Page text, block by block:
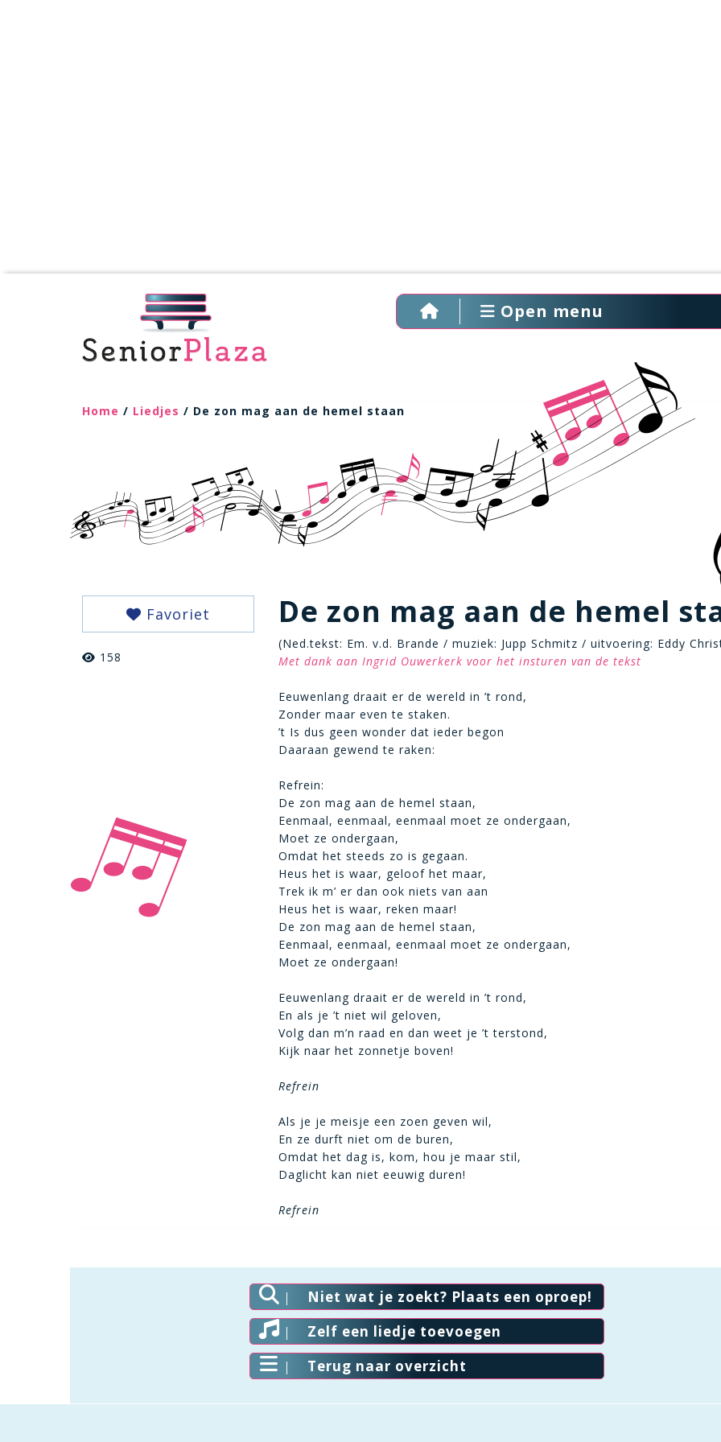
Open menu
Home / Liedjes / De zon mag aan de hemel staan
Favoriet
158
De zon mag aan de hemel
(Ned.tekst: Em. v.d. Brande / muziek: Jupp Schmitz / uitvoering: Eddy
Met dank aan Ingrid Ouwerkerk voor het insturen van de tekst
Eeuwenlang draait er de wereld in ’t rond,
Zonder maar even te staken.
’t Is dus geen wonder dat ieder begon
Daaraan gewend te raken:
Refrein:
De zon mag aan de hemel staan,
Eenmaal, eenmaal, eenmaal moet ze ondergaan,
Moet ze ondergaan,
Omdat het steeds zo is gegaan.
Heus het is waar, geloof het maar,
Trek ik m’ er dan ook niets van aan
Heus het is waar, reken maar!
De zon mag aan de hemel staan,
Eenmaal, eenmaal, eenmaal moet ze ondergaan,
Moet ze ondergaan!
Eeuwenlang draait er de wereld in ’t rond,
En als je ’t niet wil geloven,
Volg dan m’n raad en dan weet je ’t terstond,
Kijk naar het zonnetje boven!
Refrein
Als je je meisje een zoen geven wil,
En ze durft niet om de buren,
Omdat het dag is, kom, hou je maar stil,
Daglicht kan niet eeuwig duren!
Refrein
Niet wat je zoekt? Plaats een oproep!
Zelf een liedje toevoegen
Terug naar overzicht